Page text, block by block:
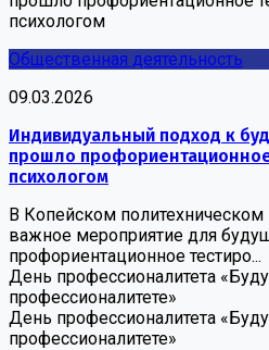
психологом
Общественная деятельность
09.03.2026
Индивидуальный подход к
прошло
психологом
В Копейском
важное мероприятие для
профориентационное тестиро...
День профессионалитета
профессионалитете»
День профессионалитета
профессионалитете»